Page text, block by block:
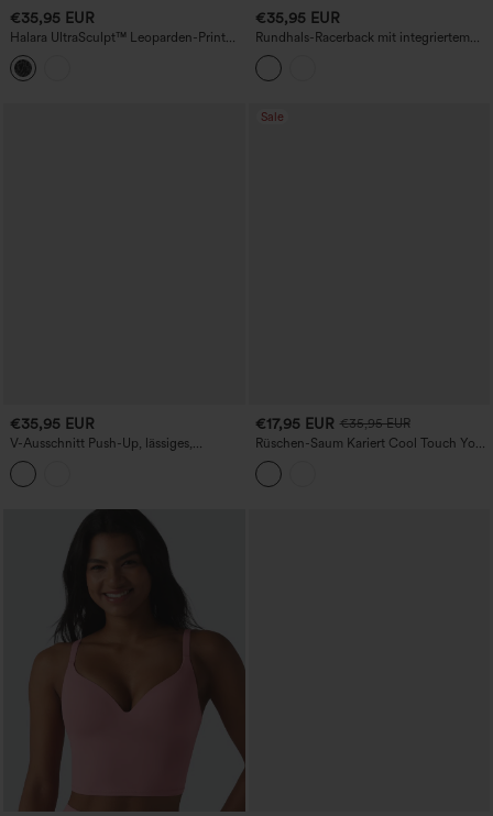
€35,95 EUR
Halara UltraSculpt™ Leoparden-Print
Yoga-Tanktop, U-Ausschnitt, mit
integriertem BH, Cut-out, kurz
geschnitten
€35,95 EUR
Rundhals-Racerback mit integriertem
BH, Cool-Touch, 2-teiliges lässiges
Tanktop - UPF50+
€35,95 EUR
V-Ausschnitt Push-Up, lässiges,
wärmendes Tanktop — D/DD/DDD/F-
Cups
Sale
€17,95 EUR €35,95 EUR
Rüschen-Saum Kariert Cool Touch Yoga
Trägertop